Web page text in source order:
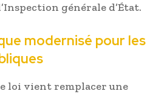
générale d’État.
modernisé pour les
loi vient remplacer une